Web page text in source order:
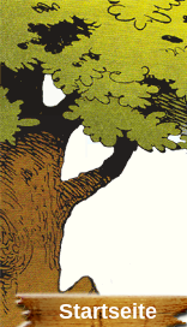
Startseite